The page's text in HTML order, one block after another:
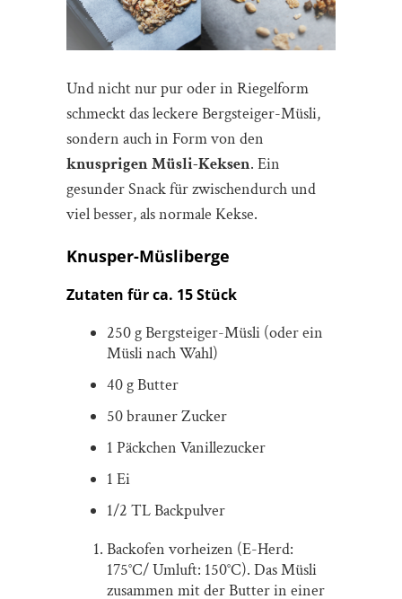
Und nicht nur pur oder in Riegelform
schmeckt das leckere Bergsteiger-Müsli,
sondern auch in Form von den
knusprigen Müsli-Keksen. Ein
gesunder Snack für zwischendurch und
viel besser, als normale Kekse.
Knusper-Müsliberge
Zutaten für ca. 15 Stück
250 g Bergsteiger-Müsli (oder ein
Müsli nach Wahl)
40 g Butter
50 brauner Zucker
1 Päckchen Vanillezucker
1 Ei
1/2 TL Backpulver
Backofen vorheizen (E-Herd:
175°C/ Umluft: 150°C). Das Müsli
zusammen mit der Butter in einer